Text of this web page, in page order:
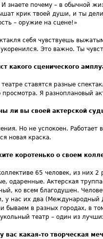
И знаете почему – в обычной
крик твоей души, и ты
– оружие на сцене!»
себя чувствуешь
Это важно. Ты
какого сценического
ставятся разные
просмотра. Я разноплановый
ли вы своей актерской
Но не успокоен.
новая краска.
коротенько о своем
65 человек, из них
одаренные. Актерская
ко всем благодушен.
у нас их два (Международный
бываем в разных городах, в
театр – один из
у вас какая-то творческая